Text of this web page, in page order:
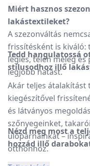
Miért hasznos
lakástextileket?
A szezonváltás
frissítésként is kiváló:
légies, télen meleg
legjobb hatást.
Tedd hangulatossá
stílusodhoz illő
Akár teljes átalakítást
kiegészítővel
és látványos
szőnyegeinket,
ülőpárnáinkat –
otthonhoz.
Nézd meg most a
hozzád illő